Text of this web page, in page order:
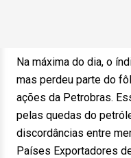
Na máxima do dia, o
mas perdeu parte do
ações da Petrobras.
pelas quedas do
discordâncias entre
Países Exportadores